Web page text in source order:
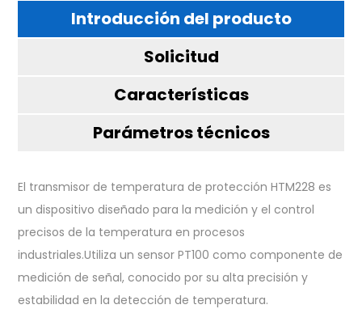
Introducción del producto
Solicitud
Características
Parámetros técnicos
El transmisor de temperatura de protección HTM228 es
un dispositivo diseñado para la medición y el control
precisos de la temperatura en procesos
industriales.Utiliza un sensor PT100 como componente de
medición de señal, conocido por su alta precisión y
estabilidad en la detección de temperatura.